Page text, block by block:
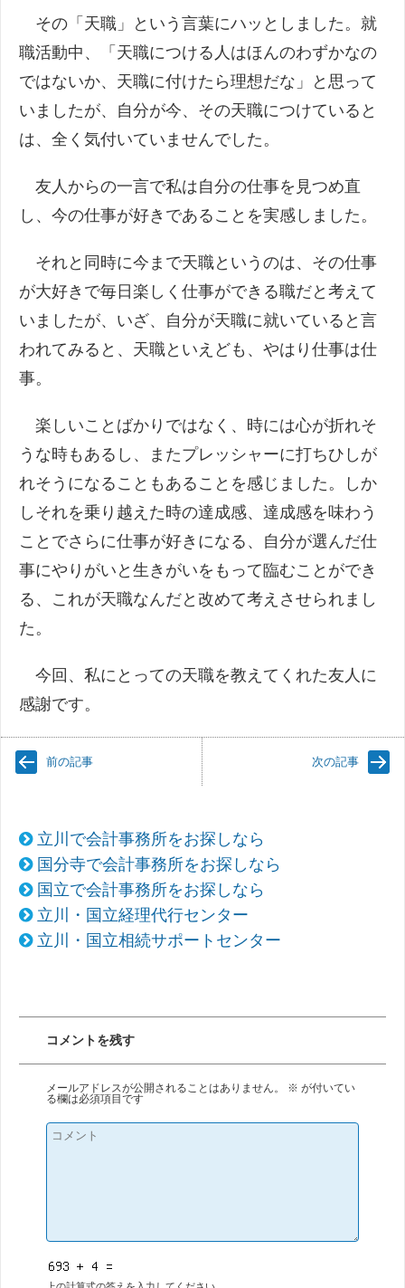
その「天職」という言葉にハッとしました。就
職活動中、「天職につける人はほんのわずかなの
ではないか、天職に付けたら理想だな」と思って
いましたが、自分が今、その天職につけていると
は、全く気付いていませんでした。
友人からの一言で私は自分の仕事を見つめ直
し、今の仕事が好きであることを実感しました。
それと同時に今まで天職というのは、その仕事
が大好きで毎日楽しく仕事ができる職だと考えて
いましたが、いざ、自分が天職に就いていると言
われてみると、天職といえども、やはり仕事は仕
事。
楽しいことばかりではなく、時には心が折れそ
うな時もあるし、またプレッシャーに打ちひしが
れそうになることもあることを感じました。しか
しそれを乗り越えた時の達成感、達成感を味わう
ことでさらに仕事が好きになる、自分が選んだ仕
事にやりがいと生きがいをもって臨むことができ
る、これが天職なんだと改めて考えさせられまし
た。
今回、私にとっての天職を教えてくれた友人に
感謝です。
前の記事 次の記事
立川で会計事務所をお探しなら
国分寺で会計事務所をお探しなら
国立で会計事務所をお探しなら
立川・国立経理代行センター
立川・国立相続サポートセンター
コメントを残す
メールアドレスが公開されることはありません。 ※ が付いてい
る欄は必須項目です